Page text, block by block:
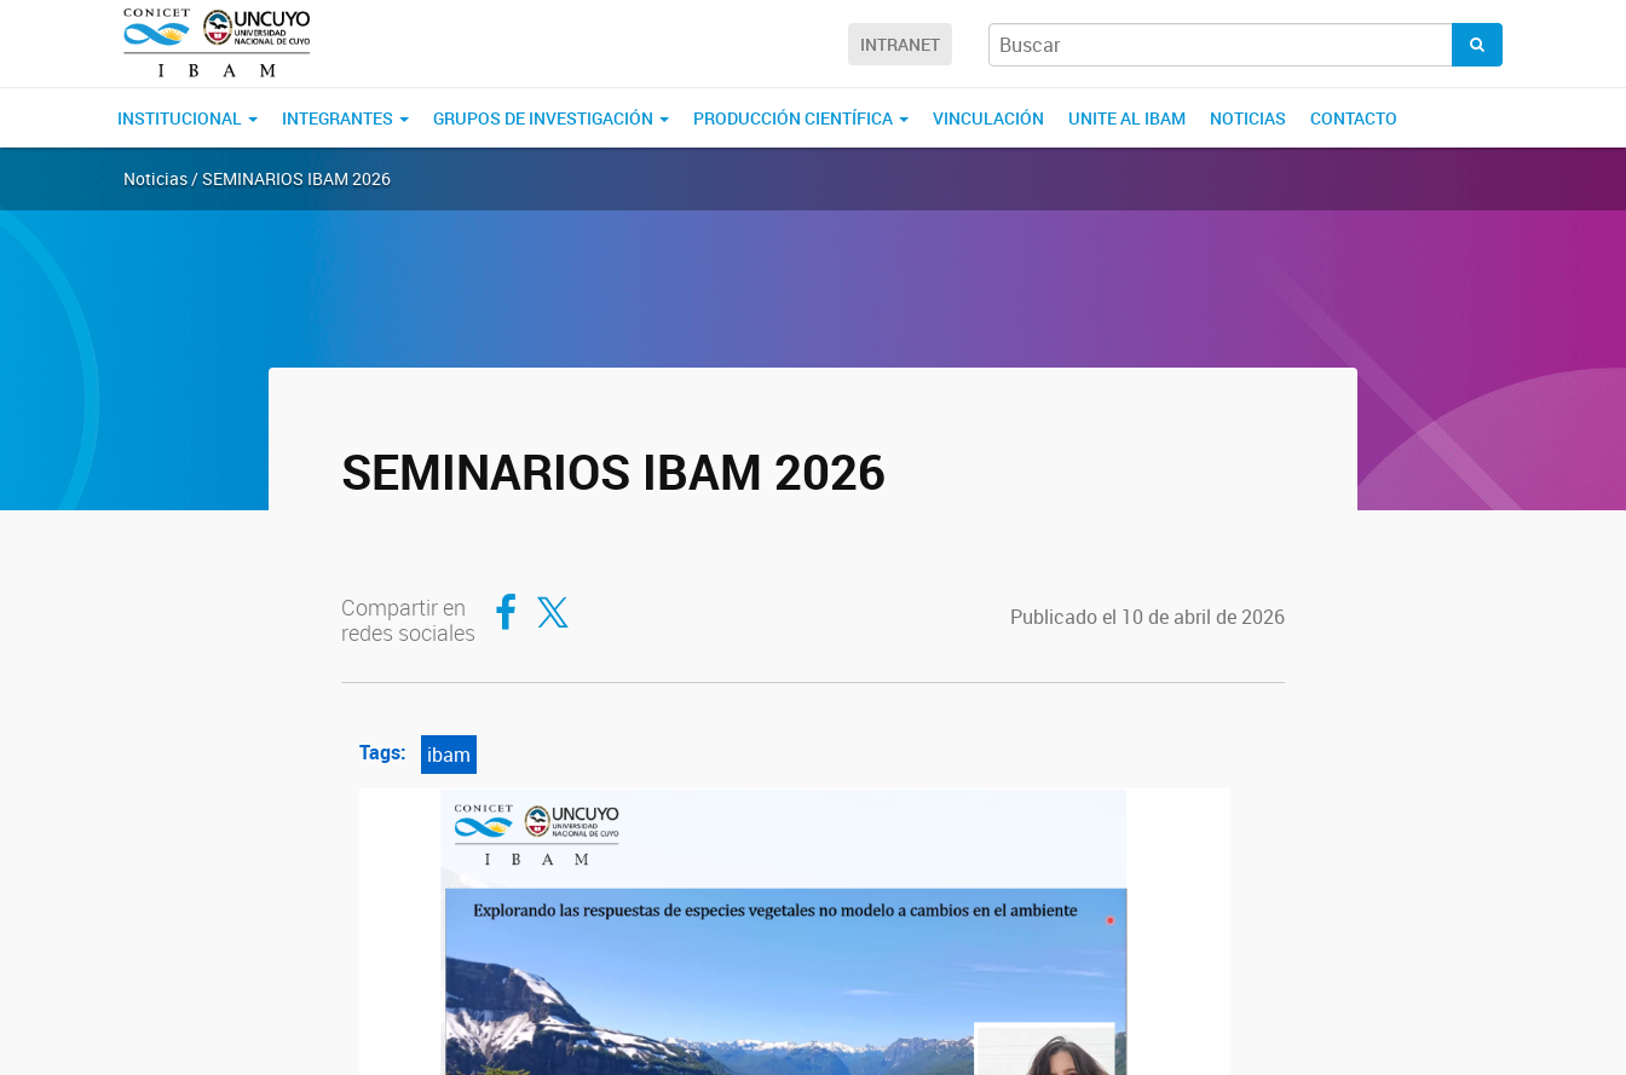
INTRANET
INSTITUCIONAL INTEGRANTES GRUPOS DE INVESTIGACIÓN PRODUCCIÓN CIENTÍFICA VINCULACIÓN UNITE AL IBAM NOTICIAS CONTACTO
Noticias / SEMINARIOS IBAM 2026
SEMINARIOS IBAM 2026
Compartir en
redes sociales
Compartir en Facebook
Compartir en Twitter Publicado el 10 de abril de 2026
Tags: ibam